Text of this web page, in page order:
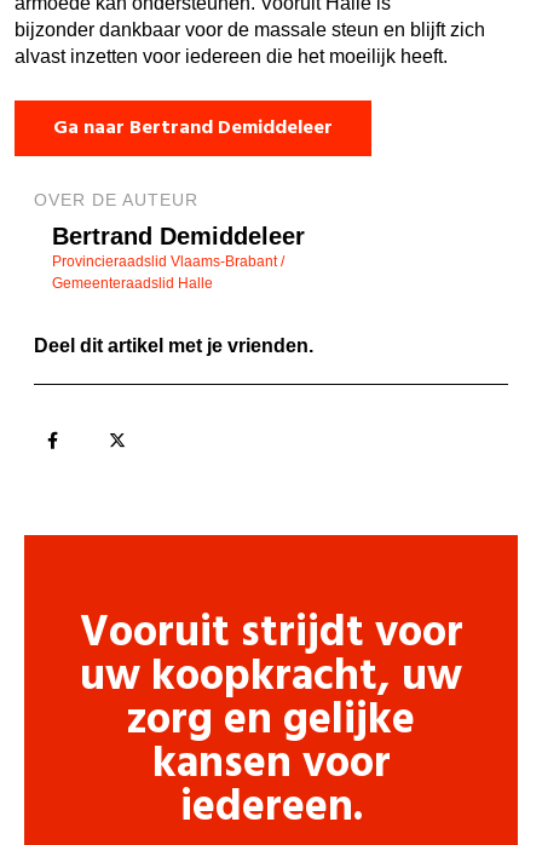
bijzonder dankbaar voor de massale steun en blijft zich
alvast inzetten voor iedereen die het moeilijk heeft.
Ga naar Bertrand Demiddeleer
OVER DE AUTEUR
Bertrand Demiddeleer
Provincieraadslid Vlaams-Brabant /
Gemeenteraadslid Halle
Deel dit artikel met je vrienden.
Vooruit strijdt voor
uw koopkracht, uw
zorg en gelijke
kansen voor
iedereen.